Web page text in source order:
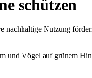
schützen
nachhaltige Nutzung